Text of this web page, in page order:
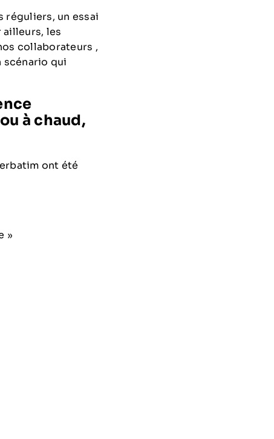
réguliers, un essai
les
collaborateurs ,
qui
à chaud,
ont été
»